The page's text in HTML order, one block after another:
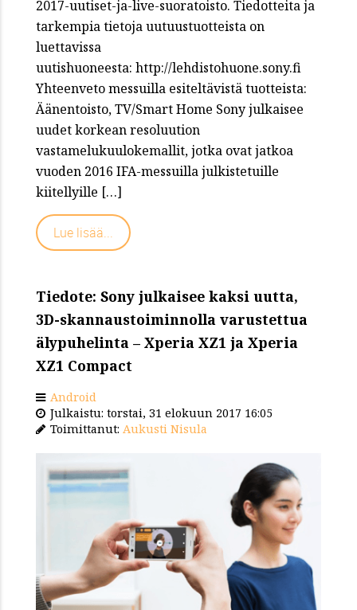
2017-uutiset-ja-live-suoratoisto. Tiedotteita ja
tarkempia tietoja uutuustuotteista on
luettavissa
uutishuoneesta: http://lehdistohuone.sony.fi
Yhteenveto messuilla esiteltävistä tuotteista:
Äänentoisto, TV/Smart Home Sony julkaisee
uudet korkean resoluution
vastamelukuulokemallit, jotka ovat jatkoa
vuoden 2016 IFA-messuilla julkistetuille
kiitellyille […]
Lue lisää...
Tiedote: Sony julkaisee kaksi uutta,
3D-skannaustoiminnolla varustettua
älypuhelinta – Xperia XZ1 ja Xperia
XZ1 Compact
Android
Julkaistu: torstai, 31 elokuun 2017 16:05
Toimittanut: Aukusti Nisula